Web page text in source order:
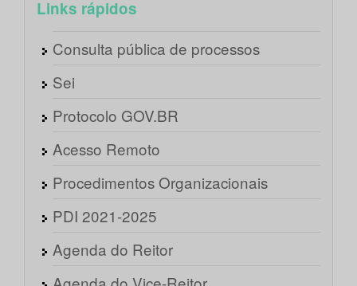
Links rápidos
Consulta pública de processos
Sei
Protocolo GOV.BR
Acesso Remoto
Procedimentos Organizacionais
PDI 2021-2025
Agenda do Reitor